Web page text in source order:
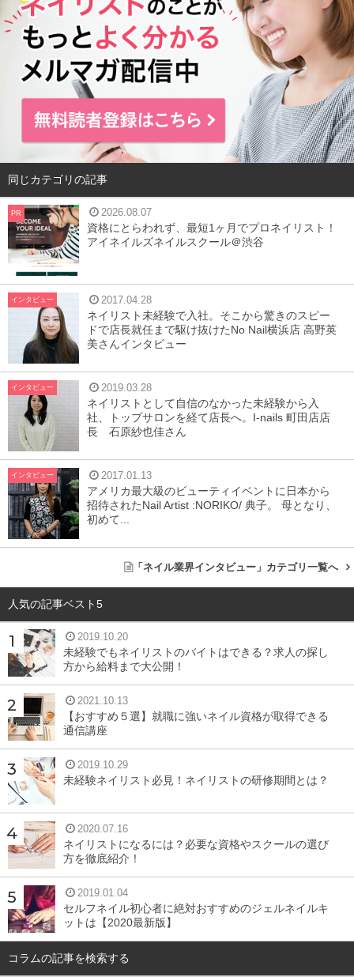
同じカテゴリの記事
PR 2026.08.07
資格にとらわれず、最短1ヶ月でプロネイリスト！
アイネイルズネイルスクール＠渋谷
インタビュー 2017.04.28
ネイリスト未経験で入社。そこから驚きのスピー
ドで店長就任まで駆け抜けたNo Nail横浜店 高野英
美さんインタビュー
インタビュー 2019.03.28
ネイリストとして自信のなかった未経験から入
社、トップサロンを経て店長へ。I-nails 町田店店
長 石原紗也佳さん
インタビュー 2017.01.13
アメリカ最大級のビューティイベントに日本から
招待されたNail Artist :NORIKO/ 典子。 母となり、
初めて...
「ネイル業界インタビュー」カテゴリ一覧へ
人気の記事ベスト5
2019.10.20
未経験でもネイリストのバイトはできる？求人の探し
方から給料まで大公開！
2021.10.13
【おすすめ５選】就職に強いネイル資格が取得できる
通信講座
2019.10.29
未経験ネイリスト必見！ネイリストの研修期間とは？
2020.07.16
ネイリストになるには？必要な資格やスクールの選び
方を徹底紹介！
2019.01.04
セルフネイル初心者に絶対おすすめのジェルネイルキ
ットは【2020最新版】
コラムの記事を検索する